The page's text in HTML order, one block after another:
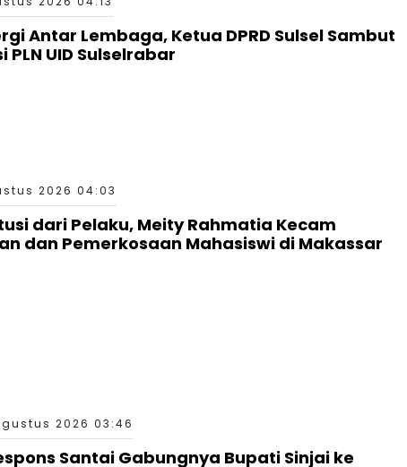
Antar Lembaga, Ketua DPRD Sulsel Sambut
PLN UID Sulselrabar
2026 04:03
dari Pelaku, Meity Rahmatia Kecam
dan Pemerkosaan Mahasiswi di Makassar
2026 03:46
Santai Gabungnya Bupati Sinjai ke